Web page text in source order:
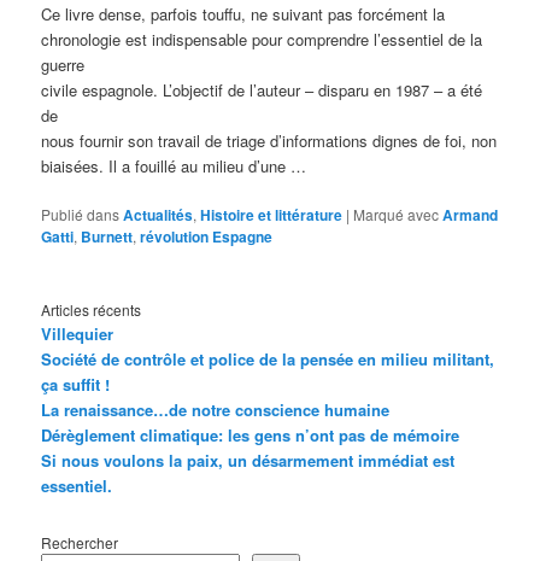
Ce livre dense, parfois touffu, ne suivant pas forcément la
chronologie est indispensable pour comprendre l’essentiel de la
guerre
civile espagnole. L’objectif de l’auteur – disparu en 1987 – a été
de
nous fournir son travail de triage d’informations dignes de foi, non
biaisées. Il a fouillé au milieu d’une …
Publié dansActualités,Histoire et littérature | Marqué avecArmand
Gatti, Burnett,révolution Espagne
Articles récents
Villequier
Société de contrôle et police de la pensée en milieu militant,
ça suffit !
La renaissance…de notre conscience humaine
Dérèglement climatique: les gens n’ont pas de mémoire
Si nous voulons la paix, un désarmement immédiat est
essentiel.
Rechercher